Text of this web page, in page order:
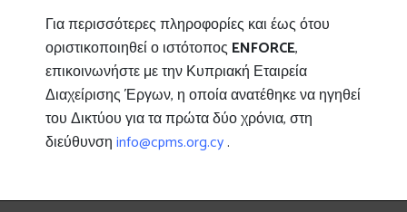
Για περισσότερες πληροφορίες και έως ότου
οριστικοποιηθεί ο ιστότοποςENFORCE,
επικοινωνήστε με την Κυπριακή Εταιρεία
Διαχείρισης Έργων, η οποία ανατέθηκε να ηγηθεί
του Δικτύου για τα πρώτα δύο χρόνια, στη
διεύθυνσηinfo@cpms.org.cy.